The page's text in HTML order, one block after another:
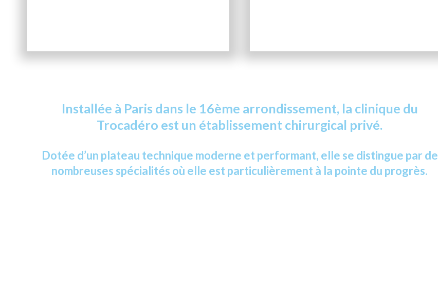
Installée à Paris dans le 16ème arrondissement, la clinique du
Trocadéro est un établissement chirurgical privé.
Dotée d’un plateau technique moderne et performant, elle se distingue par de
nombreuses spécialités où elle est particulièrement à la pointe du progrès.